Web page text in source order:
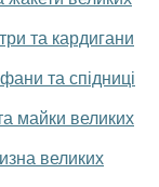
та кардигани
та спідниці
майки великих
великих